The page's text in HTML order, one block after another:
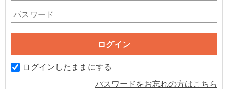
ログインしたままにする
パスワードをお忘れの方はこちら